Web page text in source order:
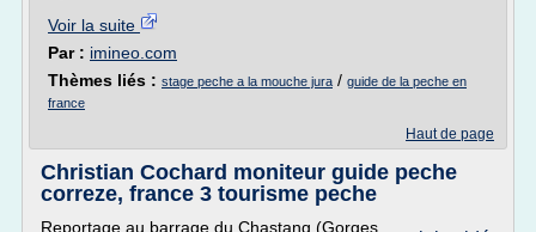
Voir la suite
Par : imineo.com
Thèmes liés : stage peche a la mouche jura / guide de la peche en
france
Haut de page
Christian Cochard moniteur guide peche
correze, france 3 tourisme peche
Reportage au barrage du Chastang (Gorges